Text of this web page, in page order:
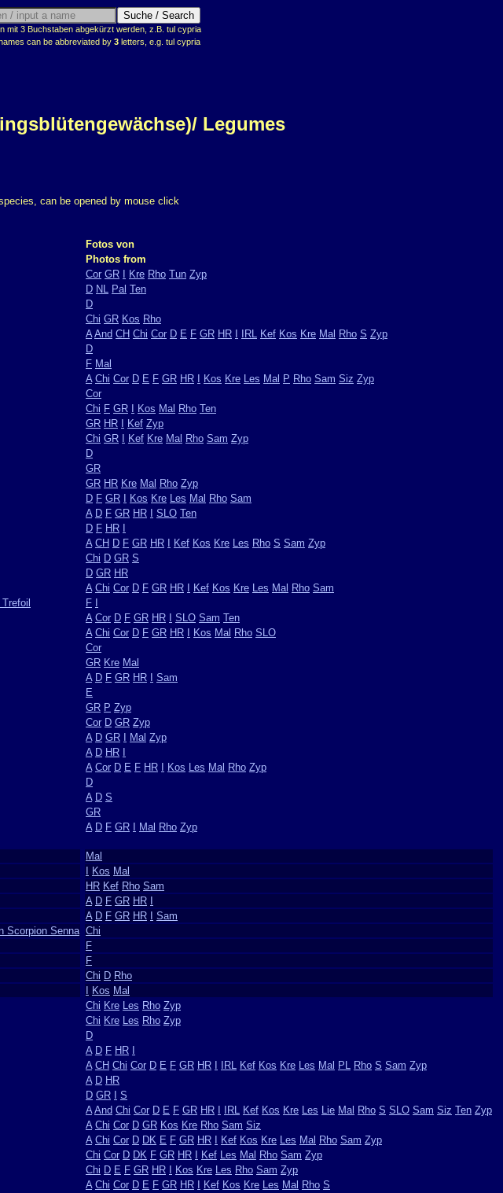
mit 3 Buchstaben abgekürzt werden, z.B. tul cypria
can be abbreviated by 3 letters, e.g. tul cypria
Legumes
can be opened by mouse click
Fotos von
Photos from
Cor GR Kre Rho Tun Zyp
D NL Pal Ten
D
Chi GR Kos Rho
A And CH Chi Cor D E F GR HR IRL Kef Kos Kre Mal Rho S Zyp
D
F Mal
A Chi Cor D E F GR HR Kos Kre Les Mal P Rho Sam Siz Zyp
Cor
Chi F GR Kos Mal Rho Ten
GR HR Kef Zyp
Chi GR Kef Kre Mal Rho Sam Zyp
D
GR
GR HR Kre Mal Rho Zyp
D F GR Kos Kre Les Mal Rho Sam
A D F GR HR SLO Ten
D F HR
A CH D F GR HR Kef Kos Kre Les Rho S Sam Zyp
Chi D GR S
D GR HR
A Chi Cor D F GR HR Kef Kos Kre Les Mal Rho Sam
F
A Cor D F GR HR SLO Sam Ten
A Chi Cor D F GR HR Kos Mal Rho SLO
Cor
GR Kre Mal
A D F GR HR
Sam
E
GR P Zyp
Cor D GR Zyp
A D GR Mal Zyp
A D HR
A Cor D E F HR Kos Les Mal Rho Zyp
D
A D S
GR
A D F GR Mal Rho Zyp
Mal
Kos Mal
HR Kef Rho Sam
A D F GR HR
A D F GR HR
Sam
Scorpion Senna Chi
F
F
Chi D Rho
Kos Mal
Chi Kre Les Rho Zyp
Chi Kre Les Rho Zyp
D
A D F HR
A CH Chi Cor D E F GR HR IRL Kef Kos Kre Les Mal PL Rho S Sam Zyp
A D HR
D GR
S
A And Chi Cor D E F GR HR IRL Kef Kos Kre Les Lie Mal Rho S SLO Sam Siz Ten Zyp
A Chi Cor D GR Kos Kre Rho Sam Siz
A Chi Cor D DK E F GR HR Kef Kos Kre Les Mal Rho Sam Zyp
Chi Cor D DK F GR HR Kef Les Mal Rho Sam Zyp
Chi D E F GR HR Kos Kre Les Rho Sam Zyp
A Chi Cor D E F GR HR Kef Kos Kre Les Mal Rho S